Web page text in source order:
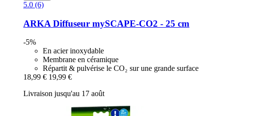
5.0 (6)
ARKA Diffuseur mySCAPE-​CO2 -​ 25 cm
-5%
En acier inoxydable
Membrane en céramique
Répartit & pulvérise le CO₂ sur une grande surface
18,99 € 19,99 €
Livraison jusqu'au 17 août